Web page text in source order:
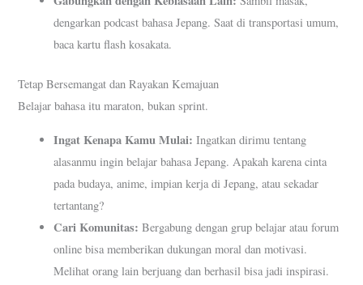
dengarkan podcast bahasa Jepang. Saat di transportasi umum,
baca kartu flash kosakata.
Tetap Bersemangat dan Rayakan Kemajuan
Belajar bahasa itu maraton, bukan sprint.
Ingat Kenapa Kamu Mulai: Ingatkan dirimu tentang
alasanmu ingin belajar bahasa Jepang. Apakah karena cinta
pada budaya, anime, impian kerja di Jepang, atau sekadar
tertantang?
Cari Komunitas: Bergabung dengan grup belajar atau forum
online bisa memberikan dukungan moral dan motivasi.
Melihat orang lain berjuang dan berhasil bisa jadi inspirasi.